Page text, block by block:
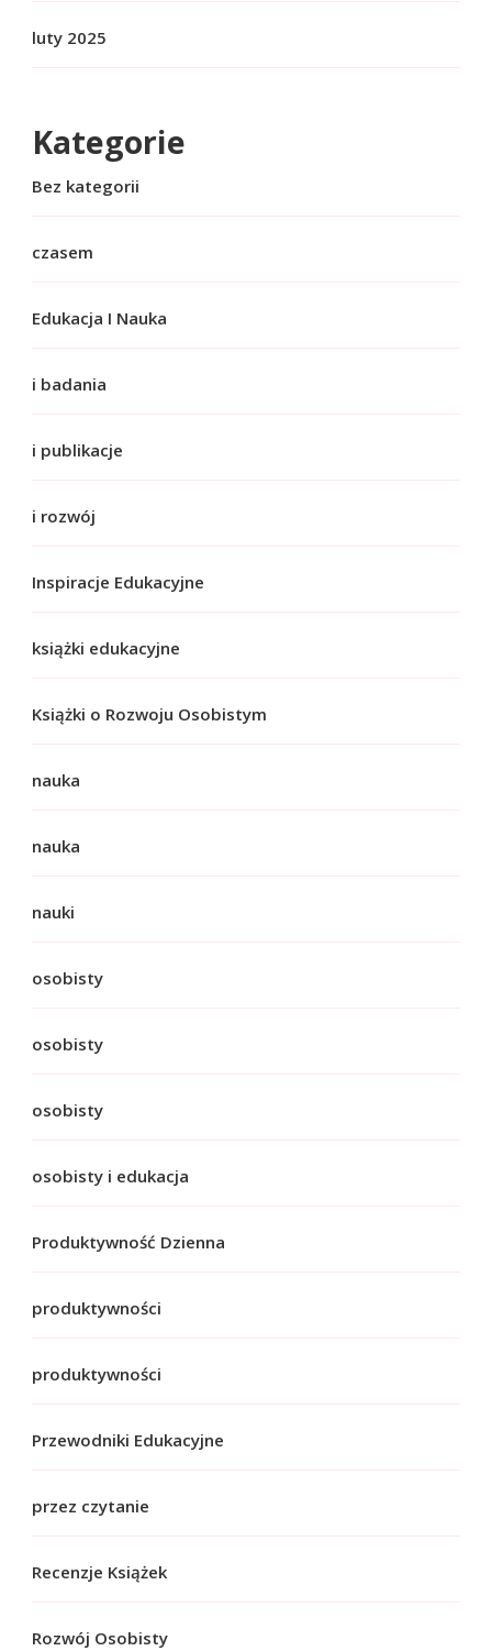
luty 2025
Kategorie
Bez kategorii
czasem
Edukacja I Nauka
i badania
i publikacje
i rozwój
Inspiracje Edukacyjne
książki edukacyjne
Książki o Rozwoju Osobistym
nauka
nauka
nauki
osobisty
osobisty
osobisty
osobisty i edukacja
Produktywność Dzienna
produktywności
produktywności
Przewodniki Edukacyjne
przez czytanie
Recenzje Książek
Rozwój Osobisty